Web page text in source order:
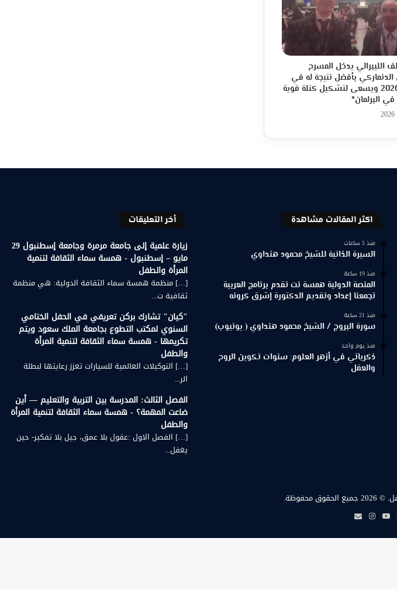
الليبرالي يدخل المسرح
بأفضل نتيجة له في
انتخابات 2026 ويسعى لتشكيل كتلة قوية
البرلمان*
اكثر المقالات مشاهدة
منذ 5 ساعات
السيرة الذاتية للشيخ محمود هنداوي
منذ 19 ساعة
المنصة الدولية همسة نت تقدم برنامج العربية
تجمعنا إعداد وتقديم الدكتورة إشرق كرونه
منذ 21 ساعة
سورة البروج / الشيخ محمود هنداوي ( يوتيوب)
منذ يوم واحد
ذكرياتي في أزهر العلوم: سنوات تكوين الروح
والعقل
أخر التعليقات
زيارة علمية إلى جامعة مرمرة وجامعة إسطنبول 29
مايو – إسطنبول - همسة سماء الثقافة لتنمية
المرأة والطفل
[…] منظمة همسة سماء الثقافة الدولية: هي منظمة
ثقافية ت...
"كيان" تشارك بركن تعريفي في الحفل الختامي
السنوي لمكتب التطوع بجامعة الملك سعود ويتم
تكريمها - همسة سماء الثقافة لتنمية المرأة
والطفل
[…] التوكيلات العالمية للسيارات تعزز رعايتها لبطلة
الر...
الفصل الثالث: المدرسة بين التربية والتعليم — أين
ضاعت المهمة؟ - همسة سماء الثقافة لتنمية المرأة
والطفل
[…] الفصل الاول :عقول بلا عمق، جيل بلا تفكير- حين
يغفل...
© 2026 جميع الحقوق محفوظة.
لينكدإن‫YouTube
انستقرام
بريد